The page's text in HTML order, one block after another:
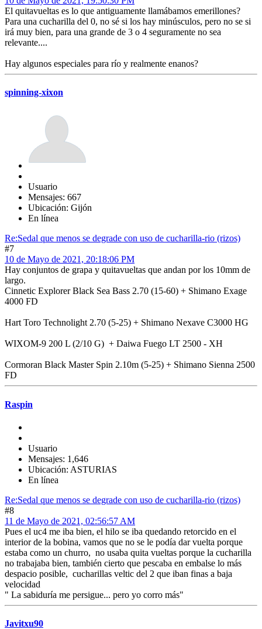
El quitavueltas es lo que antiguamente llamábamos emerillones?
Para una cucharilla del 0, no sé si los hay minúsculos, pero no se si
irá muy bien, para una grande de 3 o 4 seguramente no sea
relevante....
Hay algunos especiales para río y realmente enanos?
spinning-xixon
Usuario
Mensajes: 667
Ubicación: Gijón
En línea
Re:Sedal que menos se degrade con uso de cucharilla-rio (rizos)
#7
10 de Mayo de 2021, 20:18:06 PM
Hay conjuntos de grapa y quitavueltas que andan por los 10mm de
largo.
Cinnetic Explorer Black Sea Bass 2.70 (15-60) + Shimano Exage
4000 FD
Hart Toro Technolight 2.70 (5-25) + Shimano Nexave C3000 HG
WIXOM-9 200 L (2/10 G) + Daiwa Fuego LT 2500 - XH
Cormoran Black Master Spin 2.10m (5-25) + Shimano Sienna 2500
FD
Raspin
Usuario
Mensajes: 1,646
Ubicación: ASTURIAS
En línea
Re:Sedal que menos se degrade con uso de cucharilla-rio (rizos)
#8
11 de Mayo de 2021, 02:56:57 AM
Pues el uc4 me iba bien, el hilo se iba quedando retorcido en el
interior de la bobina, vamos que no se le podía dar vuelta porque
estaba como un churro, no usaba quita vueltas porque la cucharilla
no trabajaba bien, también cierto que pescaba en embalse lo más
despacio posible, cucharillas veltic del 2 que iban finas a baja
velocidad
" La sabiduría me persigue... pero yo corro más"
Javitxu90